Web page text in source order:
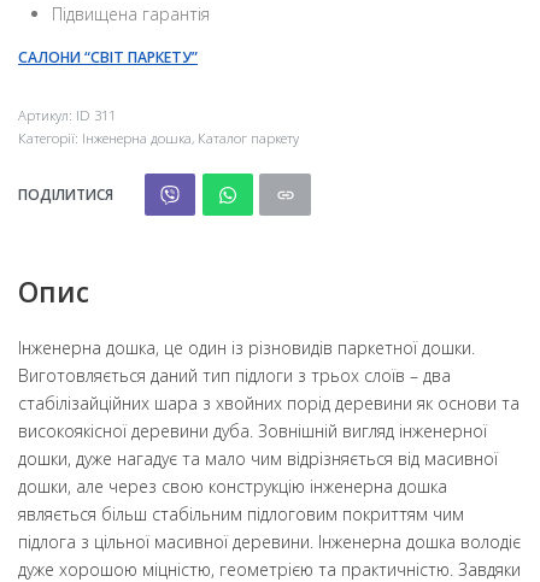
Підвищена гарантія
САЛОНИ “СВІТ ПАРКЕТУ”
Артикул: ID 311
Категорії: Інженерна дошка, Каталог паркету
ПОДІЛИТИСЯ
Опис
Інженерна дошка, це один із різновидів паркетної дошки.
Виготовляється даний тип підлоги з трьох слоїв – два
стабілізайційних шара з хвойних порід деревини як основи та
високоякісної деревини дуба. Зовнішній вигляд інженерної
дошки, дуже нагадує та мало чим відрізняється від масивної
дошки, але через свою конструкцію інженерна дошка
являється більш стабільним підлоговим покриттям чим
підлога з цільної масивної деревини. Інженерна дошка володіє
дуже хорошою міцністю, геометрією та практичністю. Завдяки